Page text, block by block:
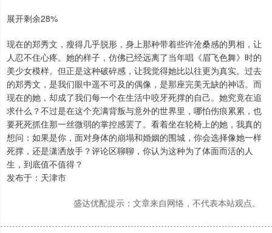
展开剩余28%
现在的郑秀文，瘦得几乎脱形，身上那种带着些许沧桑感的男相，让
人忍不住心疼。她的样子，仿佛已经远离了当年唱《眉飞色舞》时的
美少女模样。但正是这种破碎感，让我觉得她比以往更为真实。过去
的郑秀文，是我们眼中遥不可及的偶像，是那座完美无缺的神话。而
现在的她，却成了我们每一个在生活中咬牙死撑的自己。她究竟在追
求什么？不过是在这个充满背叛与意外的世界里，哪怕伤痕累累，也
要死死抓住那一丝微弱的掌控感罢了。看着坐在轮椅上的她，我真的
想问：如果是你，面对身体的崩塌和婚姻的围城，你会选择像她一样
死撑，还是潇洒放手？评论区聊聊，你认为这种为了体面而活的人
生，到底值不值得？
发布于：天津市
盛达优配提示：文章来自网络，不代表本站观点。